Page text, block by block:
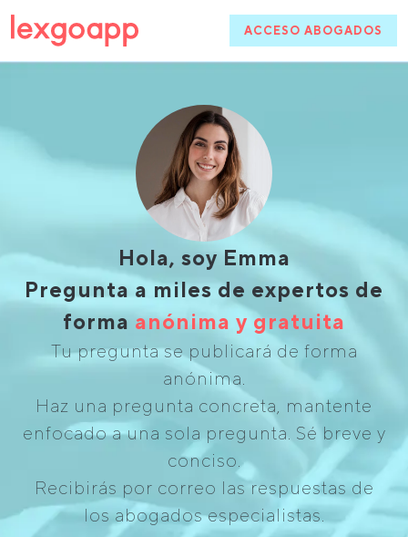
ACCESO ABOGADOS
Hola, soy Emma
Pregunta a miles de expertos de
forma anónima y gratuita
Tu pregunta se publicará de forma
anónima.
Haz una pregunta concreta, mantente
enfocado a una sola pregunta. Sé breve y
conciso.
Recibirás por correo las respuestas de
los abogados especialistas.